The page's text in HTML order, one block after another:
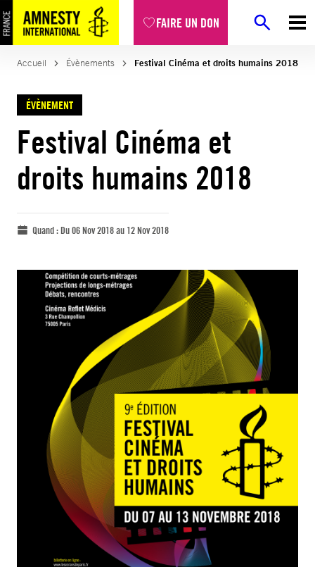
FAIRE UN DON
Accueil Évènements Festival Cinéma et droits humains 2018
ÉVÈNEMENT
Festival Cinéma et
droits humains 2018
Quand :Du 06 Nov 2018 au 12 Nov 2018